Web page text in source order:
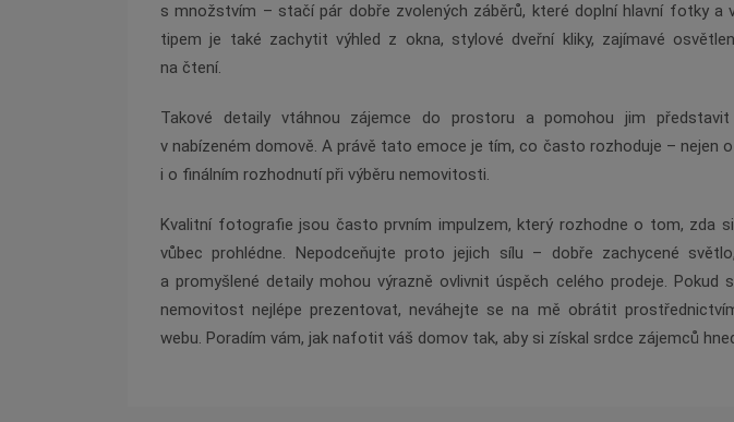
s množstvím – stačí pár dobře zvolených záběrů, které doplní hlavní fotky a
tipem je také zachytit výhled z okna, stylové dveřní kliky, zajímavé
na čtení.
Takové detaily vtáhnou zájemce do prostoru a pomohou jim
v nabízeném domově. A právě tato emoce je tím, co často rozhoduje – nejen
i o finálním rozhodnutí při výběru nemovitosti.
Kvalitní fotografie jsou často prvním impulzem, který rozhodne o tom, zda
vůbec prohlédne. Nepodceňujte proto jejich sílu – dobře zachycené
a promyšlené detaily mohou výrazně ovlivnit úspěch celého prodeje. Pokud
nemovitost nejlépe prezentovat, neváhejte se na mě obrátit
webu. Poradím vám, jak nafotit váš domov tak, aby si získal srdce zájemců